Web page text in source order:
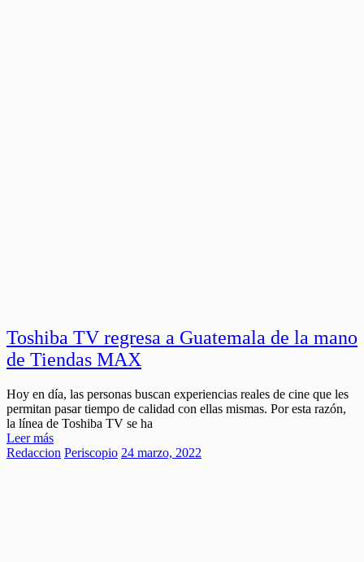
Toshiba TV regresa a Guatemala de la mano
de Tiendas MAX
Hoy en día, las personas buscan experiencias reales de cine que les
permitan pasar tiempo de calidad con ellas mismas. Por esta razón,
la línea de Toshiba TV se ha
Leer más
Redaccion Periscopio 24 marzo, 2022